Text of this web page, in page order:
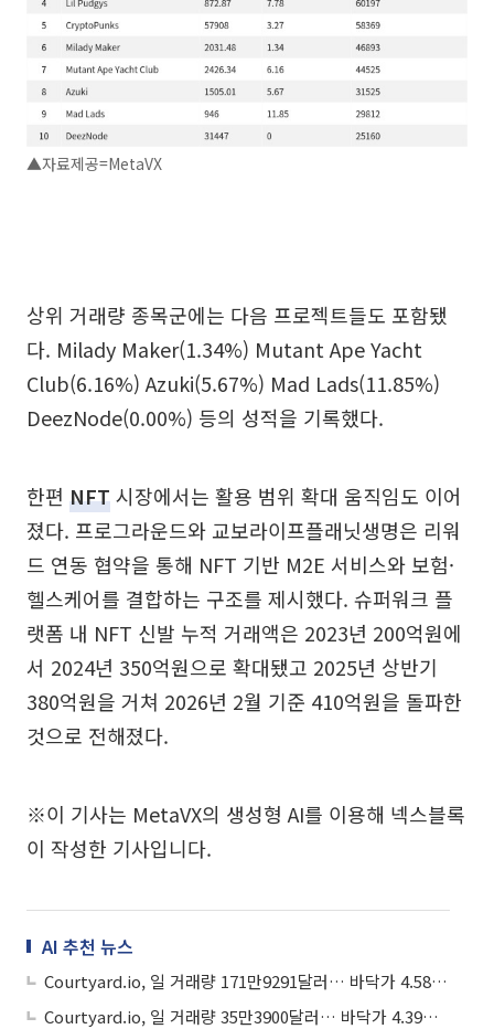
▲자료제공=MetaVX
상위 거래량 종목군에는 다음 프로젝트들도 포함됐
다. Milady Maker(1.34%) Mutant Ape Yacht
Club(6.16%) Azuki(5.67%) Mad Lads(11.85%)
DeezNode(0.00%) 등의 성적을 기록했다.
한편 NFT시장에서는 활용 범위 확대 움직임도 이어
졌다. 프로그라운드와 교보라이프플래닛생명은 리워
드 연동 협약을 통해 NFT 기반 M2E 서비스와 보험·
헬스케어를 결합하는 구조를 제시했다. 슈퍼워크 플
랫폼 내 NFT 신발 누적 거래액은 2023년 200억원에
서 2024년 350억원으로 확대됐고 2025년 상반기
380억원을 거쳐 2026년 2월 기준 410억원을 돌파한
것으로 전해졌다.
※이 기사는 MetaVX의 생성형 AI를 이용해 넥스블록
이 작성한 기사입니다.
AI 추천 뉴스
Courtyard.io, 일 거래량 171만9291달러… 바닥가 4.58달러
Courtyard.io, 일 거래량 35만3900달러… 바닥가 4.39달러